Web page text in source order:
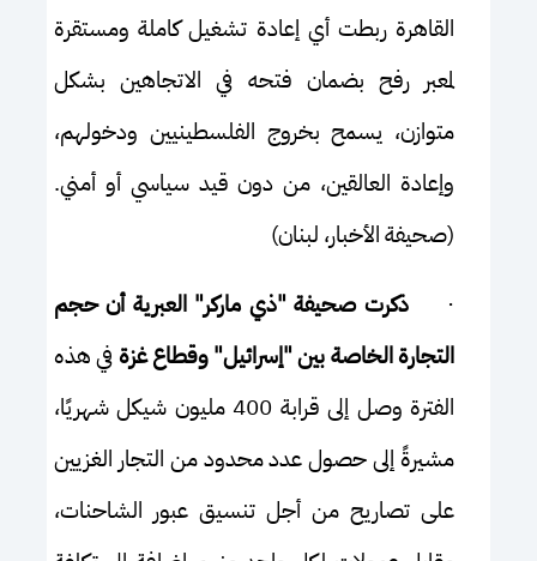
القاهرة ربطت أي إعادة تشغيل كاملة ومستقرة
لمعبر رفح بضمان فتحه في الاتجاهين بشكل
متوازن، يسمح بخروج الفلسطينيين ودخولهم،
وإعادة العالقين، من دون قيد سياسي أو أمني.
(صحيفة الأخبار، لبنان)
·ذكرت صحيفة "ذي ماركر" العبرية أن حجم
التجارة الخاصة بين "إسرائيل" وقطاع غزةفي هذه
الفترة وصل إلى قرابة 400 مليون شيكل شهريًا،
مشيرةً إلى حصول عدد محدود من التجار الغزيين
على تصاريح من أجل تنسيق عبور الشاحنات،